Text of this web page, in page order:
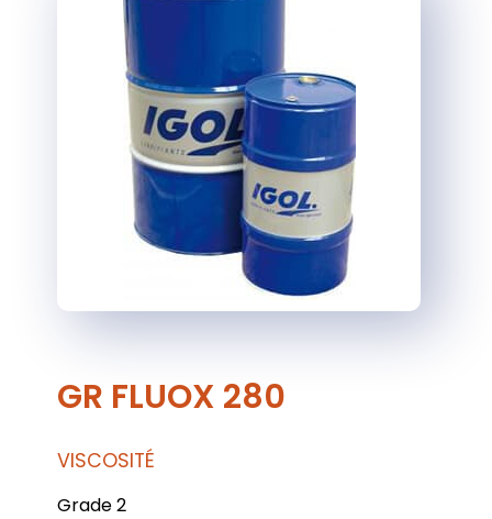
GR FLUOX 280
VISCOSITÉ
Grade 2